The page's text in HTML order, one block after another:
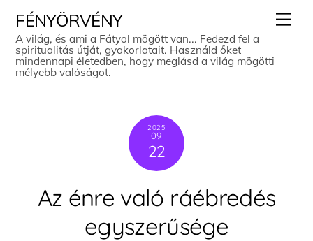
content
FÉNYÖRVÉNY
A világ, és ami a Fátyol mögött van... Fedezd fel a
spiritualitás útját, gyakorlatait. Használd őket
mindennapi életedben, hogy meglásd a világ mögötti
mélyebb valóságot.
2025
09
22
Az énre való ráébredés
egyszerűsége